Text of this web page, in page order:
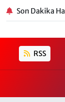
Son Dakika
RSS